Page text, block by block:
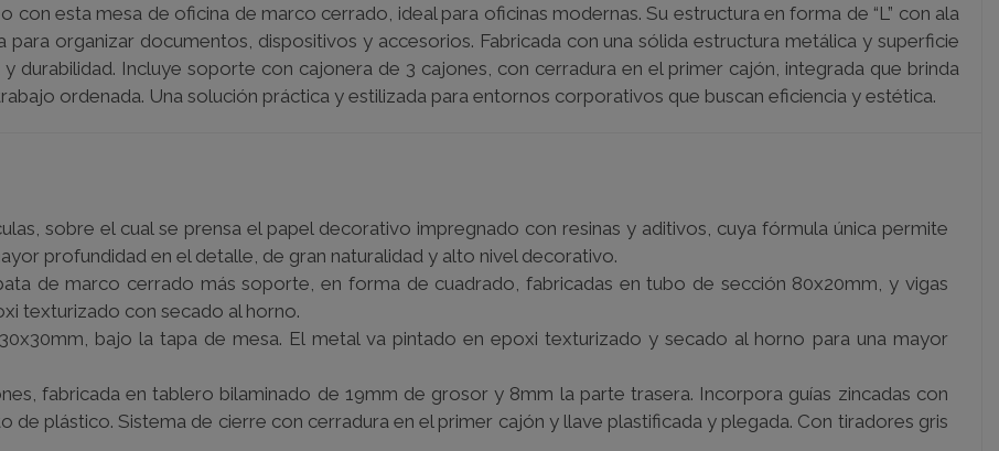
esta mesa de oficina de marco cerrado, ideal para oficinas modernas. Su estructura en forma de “L” con ala
organizar documentos, dispositivos y accesorios. Fabricada con una sólida estructura metálica y superficie
durabilidad. Incluye soporte con cajonera de 3 cajones, con cerradura en el primer cajón, integrada que brinda
ordenada. Una solución práctica y estilizada para entornos corporativos que buscan eficiencia y estética.
sobre el cual se prensa el papel decorativo impregnado con resinas y aditivos, cuya fórmula única permite
profundidad en el detalle, de gran naturalidad y alto nivel decorativo.
de marco cerrado más soporte, en forma de cuadrado, fabricadas en tubo de sección 80x20mm, y vigas
texturizado con secado al horno.
bajo la tapa de mesa. El metal va pintado en epoxi texturizado y secado al horno para una mayor
fabricada en tablero bilaminado de 19mm de grosor y 8mm la parte trasera. Incorpora guías zincadas con
plástico. Sistema de cierre con cerradura en el primer cajón y llave plastificada y plegada. Con tiradores gris